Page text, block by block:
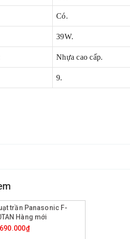
Có.
39W.
Nhựa cao cấp.
9.
trần Panasonic F-
Hàng mới